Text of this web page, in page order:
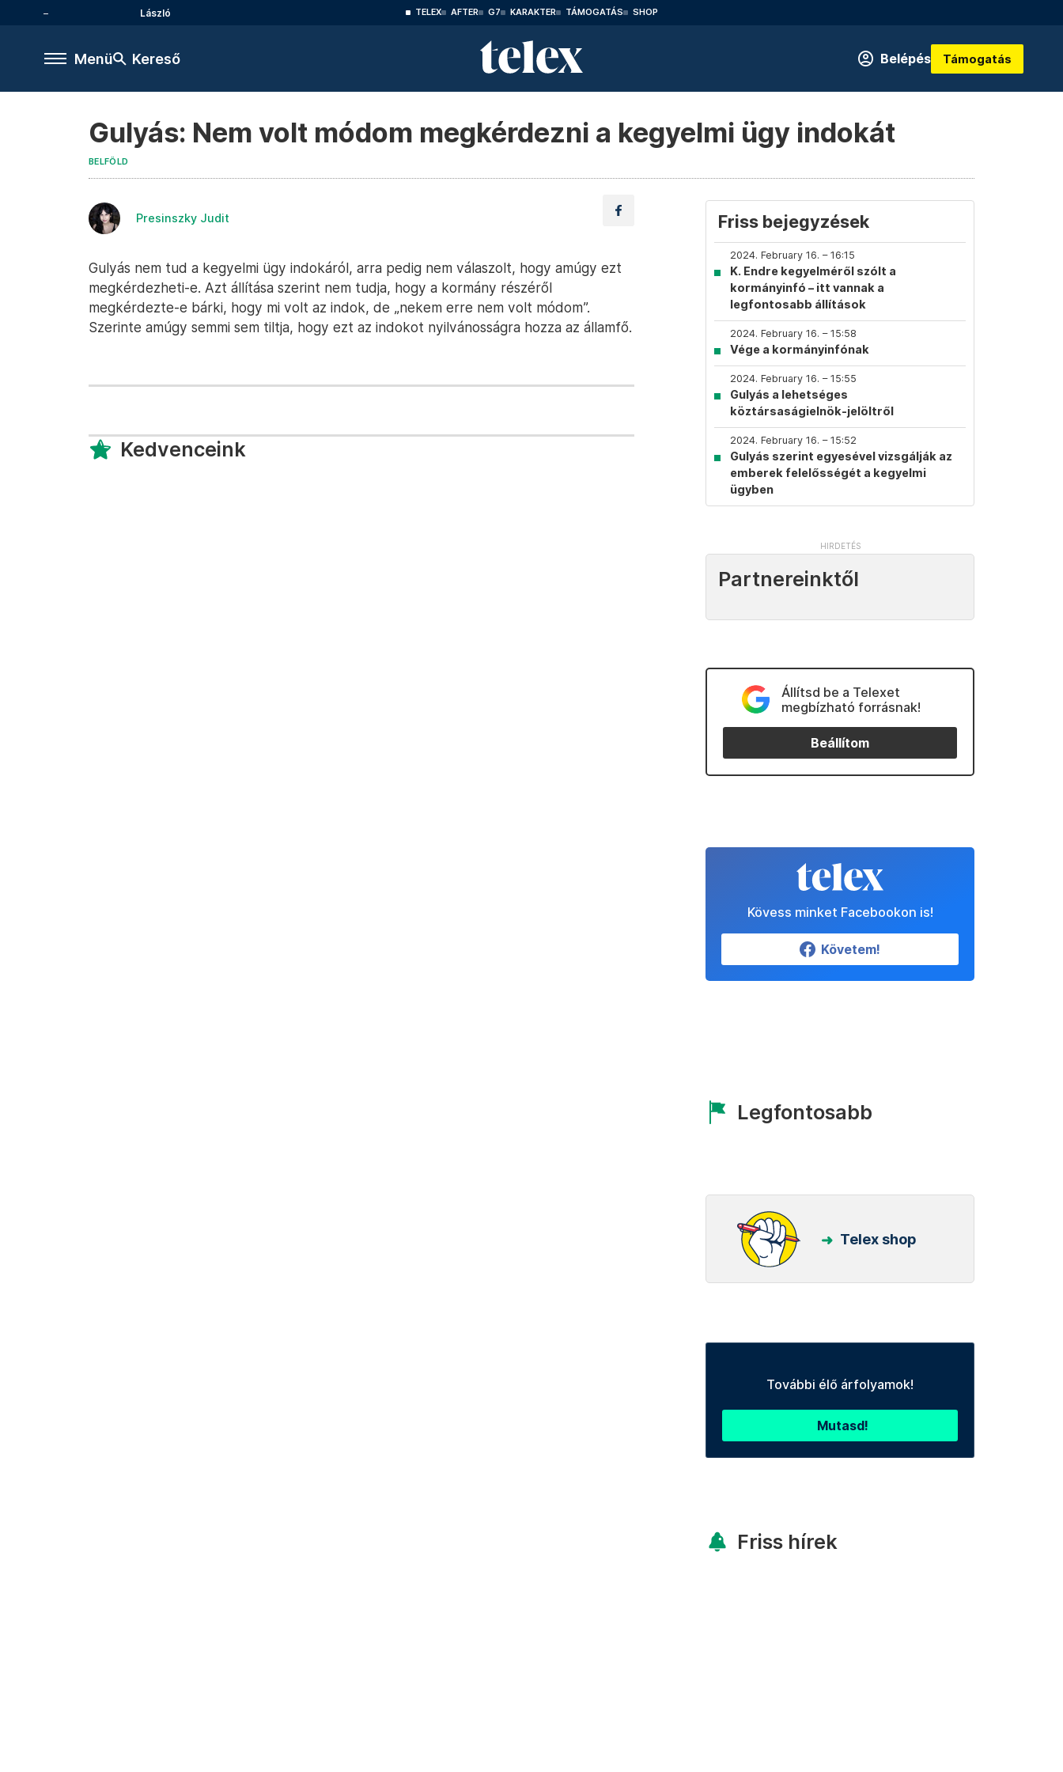
László TELEX AFTER G7 KARAKTER TÁMOGATÁS SHOP
Menü Kereső Belépés Támogatás
Gulyás: Nem volt módom megkérdezni a kegyelmi ügy indokát
BELFÖLD
Presinszky Judit
Gulyás nem tud a kegyelmi ügy indokáról, arra pedig nem válaszolt, hogy amúgy ezt
megkérdezheti-e. Azt állítása szerint nem tudja, hogy a kormány részéről
megkérdezte-e bárki, hogy mi volt az indok, de „nekem erre nem volt módom”.
Szerinte amúgy semmi sem tiltja, hogy ezt az indokot nyilvánosságra hozza az államfő.
Kedvenceink
Friss bejegyzések
2024. February 16. – 16:15
K. Endre kegyelméről szólt a
kormányinfó – itt vannak a
legfontosabb állítások
2024. February 16. – 15:58
Vége a kormányinfónak
2024. February 16. – 15:55
Gulyás a lehetséges
köztársaságielnök-jelöltről
2024. February 16. – 15:52
Gulyás szerint egyesével vizsgálják az
emberek felelősségét a kegyelmi
ügyben
Partnereinktől
Állítsd be a Telexet
megbízható forrásnak!
Beállítom
Kövess minket Facebookon is!
Követem!
Legfontosabb
Telex shop
További élő árfolyamok!
Mutasd!
Friss hírek